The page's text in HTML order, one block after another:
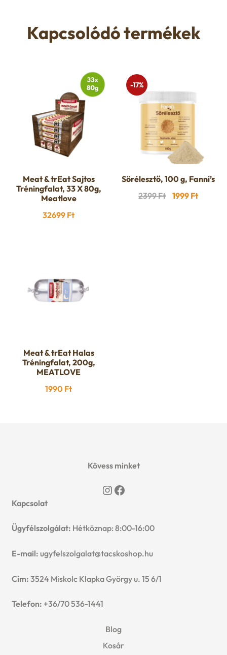
Kapcsolódó termékek
Meat & trEat Sajtos
Tréningfalat, 33 X 80g,
Meatlove
32699 Ft
-17%
Sörélesztő, 100 g, Fanni’s
2399Ft
Original
1999 FtCurrent
Meat & trEat Halas
Tréningfalat, 200g,
MEATLOVE
1990 Ft
Kövess minket
Instagram
Facebook
Kapcsolat
Ügyfélszolgálat: Hétköznap: 8:00-16:00
E-mail: ugyfelszolgalat@tacskoshop.hu
Cím: 3524 Miskolc Klapka György u. 15 6/1
Telefon: +36/70 536-1441
Blog
Kosár